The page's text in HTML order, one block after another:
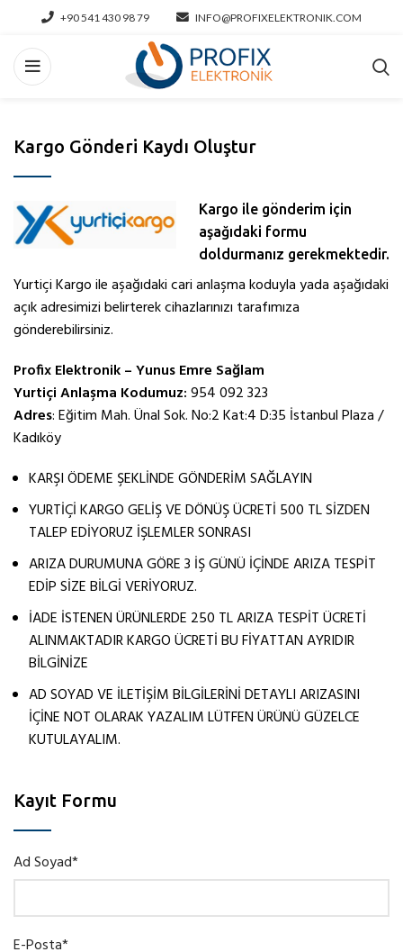
+90 541 430 98 79 INFO@PROFIXELEKTRONIK.COM
Kargo Gönderi Kaydı Oluştur
Kargo ile gönderim için
aşağıdaki formu
doldurmanız gerekmektedir.
Yurtiçi Kargo ile aşağıdaki cari anlaşma koduyla yada aşağıdaki
açık adresimizi belirterek cihazlarınızı tarafımıza
gönderebilirsiniz.
Profix Elektronik – Yunus Emre Sağlam
Yurtiçi Anlaşma Kodumuz:954 092 323
Adres: Eğitim Mah. Ünal Sok. No:2 Kat:4 D:35 İstanbul Plaza /
Kadıköy
KARŞI ÖDEME ŞEKLİNDE GÖNDERİM SAĞLAYIN
YURTİÇİ KARGO GELİŞ VE DÖNÜŞ ÜCRETİ 500 TL SİZDEN
TALEP EDİYORUZ İŞLEMLER SONRASI
ARIZA DURUMUNA GÖRE 3 İŞ GÜNÜ İÇİNDE ARIZA TESPİT
EDİP SİZE BİLGİ VERİYORUZ.
İADE İSTENEN ÜRÜNLERDE 250 TL ARIZA TESPİT ÜCRETİ
ALINMAKTADIR KARGO ÜCRETİ BU FİYATTAN AYRIDIR
BİLGİNİZE
AD SOYAD VE İLETİŞİM BİLGİLERİNİ DETAYLI ARIZASINI
İÇİNE NOT OLARAK YAZALIM LÜTFEN ÜRÜNÜ GÜZELCE
KUTULAYALIM.
Kayıt Formu
Ad Soyad*
E-Posta*